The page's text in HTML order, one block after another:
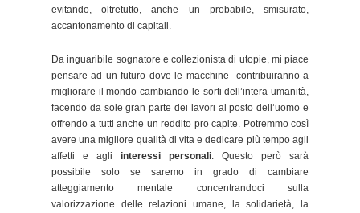
evitando, oltretutto, anche un probabile, smisurato,
accantonamento di capitali.
Da inguaribile sognatore e collezionista di utopie, mi piace
pensare ad un futuro dove le macchine
contribuiranno a
migliorare il mondo cambiando le sorti dell’intera umanità,
facendo da sole gran parte dei lavori al posto dell’uomo e
offrendo a tutti anche un reddito pro capite. Potremmo così
avere una migliore qualità di vita e dedicare più tempo agli
affetti e agli interessi personali. Questo però sarà
possibile solo se saremo in grado di cambiare
atteggiamento mentale concentrandoci sulla
valorizzazione delle relazioni umane, la solidarietà, la